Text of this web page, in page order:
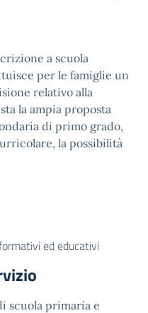
a scuola
per le famiglie un
relativo alla
la ampia proposta
di primo grado,
la possibilità
ed educativi
scuola primaria e